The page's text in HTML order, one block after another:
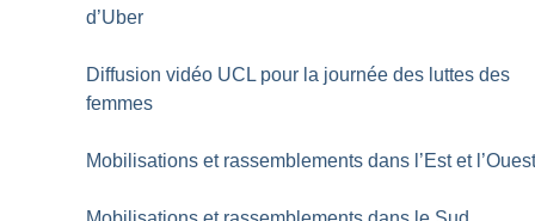
d’Uber
Diffusion vidéo UCL pour la journée des luttes des
femmes
Mobilisations et rassemblements dans l’Est et